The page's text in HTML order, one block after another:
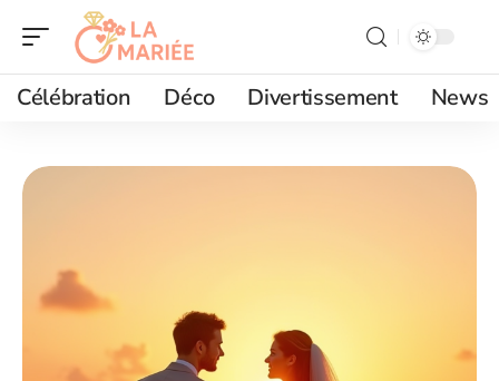
Célébration Déco Divertissement News